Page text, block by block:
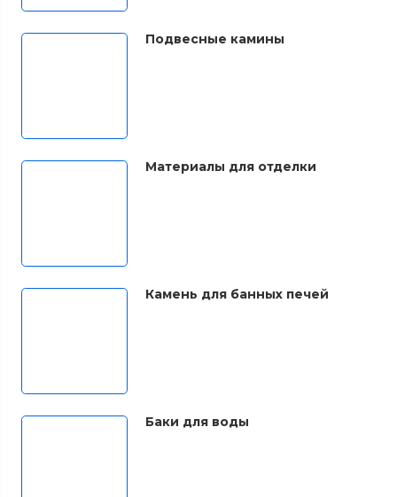
Подвесные камины
Материалы для отделки
Камень для банных печей
Баки для воды